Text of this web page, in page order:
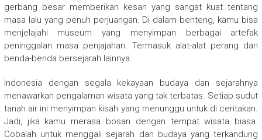
gerbang besar memberikan kesan yang sangat kuat tentang
masa lalu yang penuh perjuangan. Di dalam benteng, kamu bisa
menjelajahi museum yang menyimpan berbagai artefak
peninggalan masa penjajahan. Termasuk alat-alat perang dan
benda-benda bersejarah lainnya.
Indonesia dengan segala kekayaan budaya dan sejarahnya
menawarkan pengalaman wisata yang tak terbatas. Setiap sudut
tanah air ini menyimpan kisah yang menunggu untuk di ceritakan.
Jadi, jika kamu merasa bosan dengan tempat wisata biasa.
Cobalah untuk menggali sejarah dan budaya yang terkandung